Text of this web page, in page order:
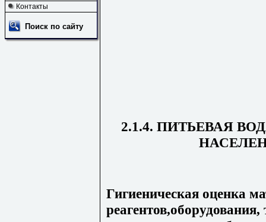
Контакты
Поиск по сайту
2.1.4. ПИТЬЕВАЯ
Гигиеническая оценка